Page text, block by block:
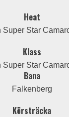
Heat
Super Star
Klass
Super Star
Bana
Falkenberg
Körsträcka